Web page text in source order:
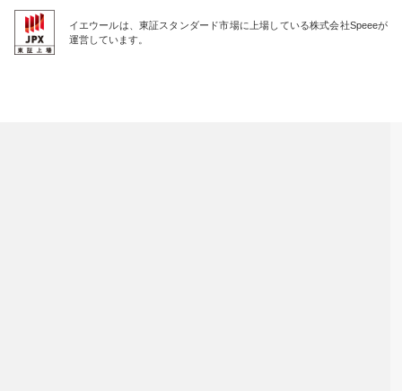
イエウールは、東証スタンダード市場に上場している株式会社Speeeが
運営しています。